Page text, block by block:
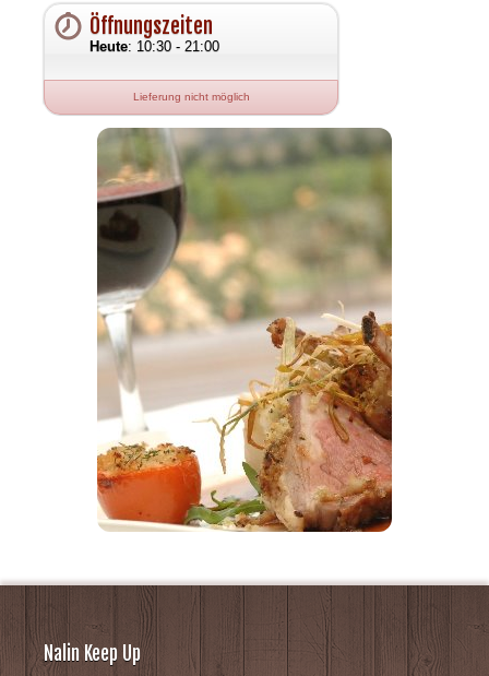
Öffnungszeiten
Heute: 10:30 - 21:00
Lieferung nicht möglich
Nalin Keep Up